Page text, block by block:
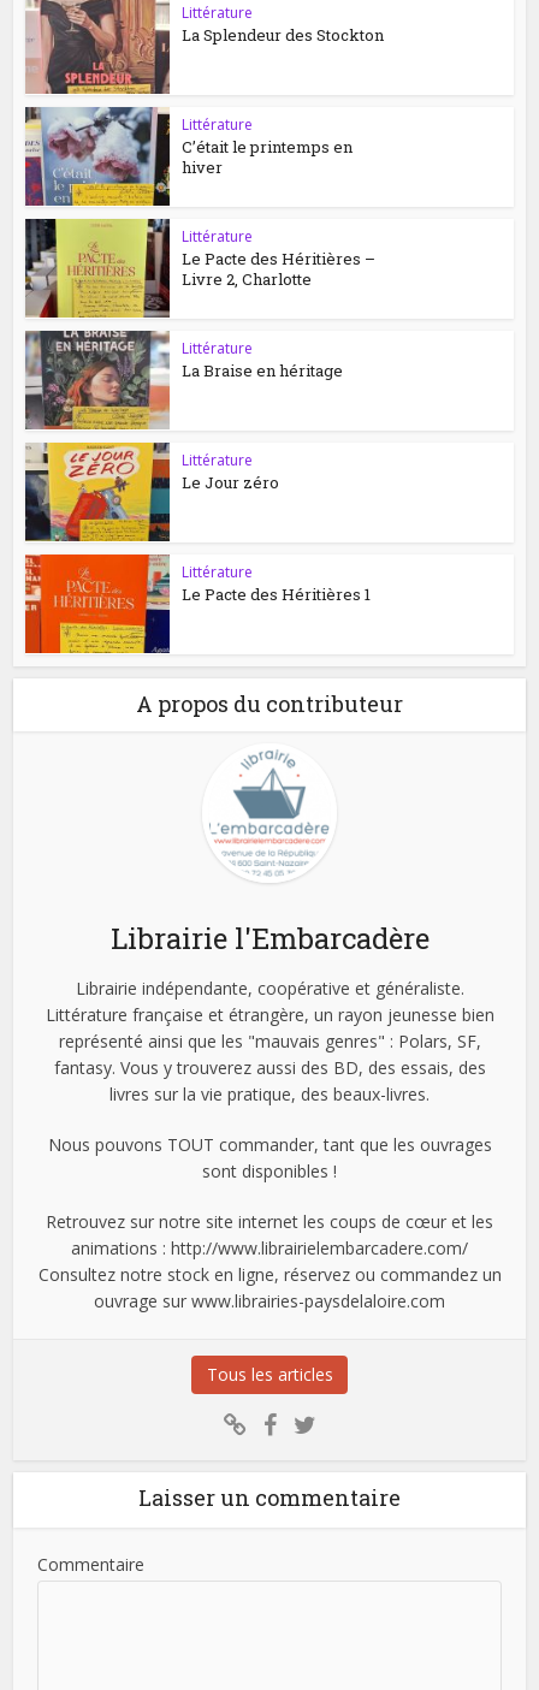
Littérature
La Splendeur des Stockton
Littérature
C’était le printemps en
hiver
Littérature
Le Pacte des Héritières –
Livre 2, Charlotte
Littérature
La Braise en héritage
Littérature
Le Jour zéro
Littérature
Le Pacte des Héritières 1
A propos du contributeur
Librairie l'Embarcadère
Librairie indépendante, coopérative et généraliste.
Littérature française et étrangère, un rayon jeunesse bien
représenté ainsi que les "mauvais genres" : Polars, SF,
fantasy. Vous y trouverez aussi des BD, des essais, des
livres sur la vie pratique, des beaux-livres.
Nous pouvons TOUT commander, tant que les ouvrages
sont disponibles !
Retrouvez sur notre site internet les coups de cœur et les
animations : http://www.librairielembarcadere.com/
Consultez notre stock en ligne, réservez ou commandez un
ouvrage sur www.librairies-paysdelaloire.com
Tous les articles
Laisser un commentaire
Commentaire